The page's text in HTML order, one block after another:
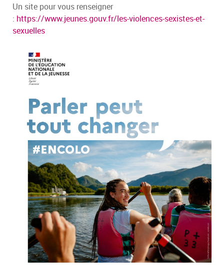
Un site pour vous renseigner
: https://www.jeunes.gouv.fr/les-violences-sexistes-et-
sexuelles